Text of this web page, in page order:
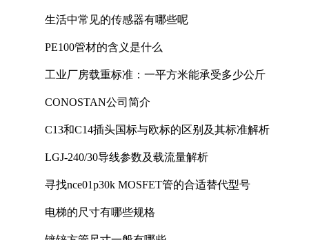
生活中常见的传感器有哪些呢
PE100管材的含义是什么
工业厂房载重标准：一平方米能承受多少公斤
CONOSTAN公司简介
C13和C14插头国标与欧标的区别及其标准解析
LGJ-240/30导线参数及载流量解析
寻找nce01p30k MOSFET管的合适替代型号
电梯的尺寸有哪些规格